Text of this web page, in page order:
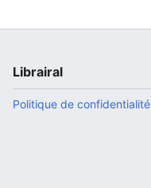
Librairal
Politique de confidentialité